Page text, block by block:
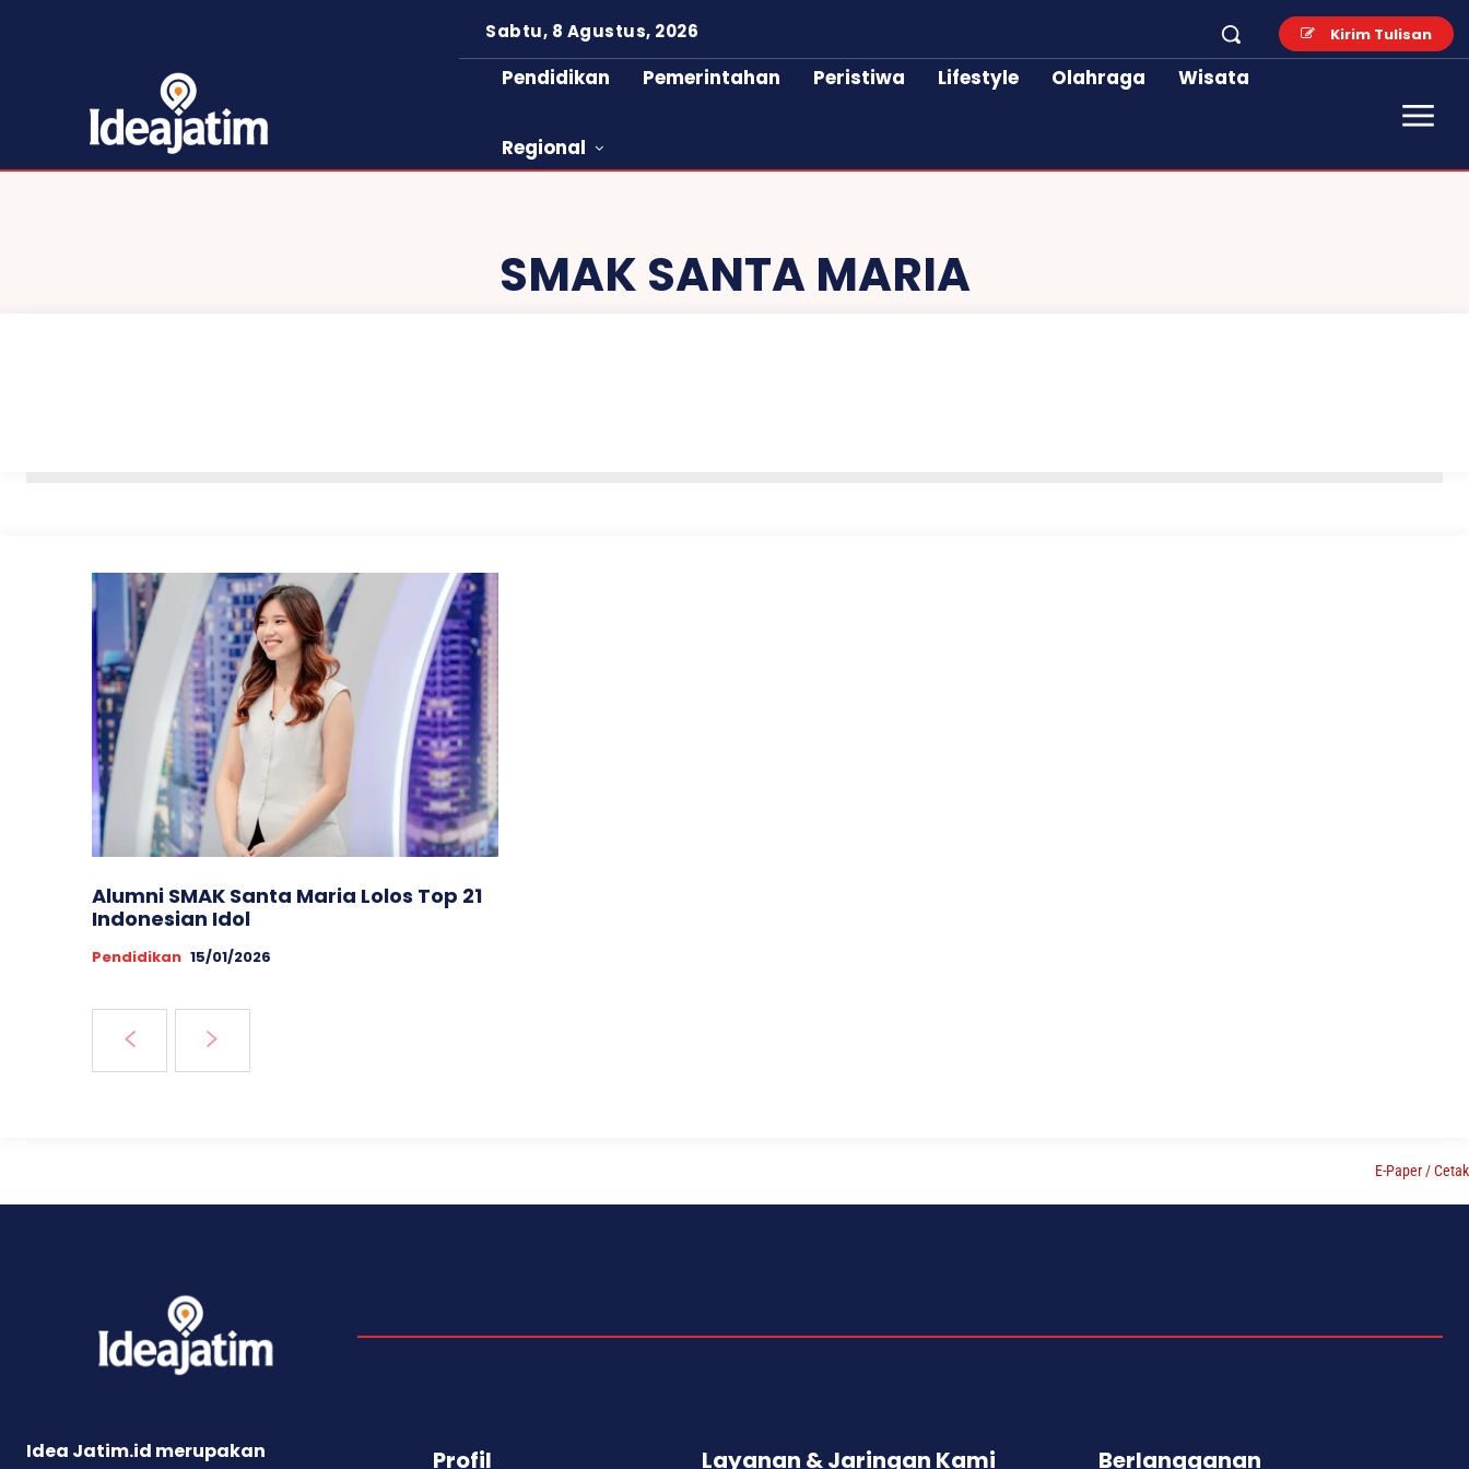
Kirim Tulisan
Sabtu, 8 Agustus, 2026
Pendidikan Pemerintahan Peristiwa Lifestyle Olahraga Wisata
Regional
SMAK SANTA MARIA
Alumni SMAK Santa Maria Lolos Top 21
Indonesian Idol
Pendidikan 15/01/2026
E-Paper / Cetak
Idea Jatim.id merupakan Profil Layanan & Jaringan Kami Berlangganan